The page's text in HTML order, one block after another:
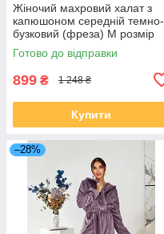
Жіночий махровий халат з
капюшоном середній темно-
бузковий (фреза) М розмір
46
Готово до відправки
899 ₴ 1 248 ₴
Купити
–28%